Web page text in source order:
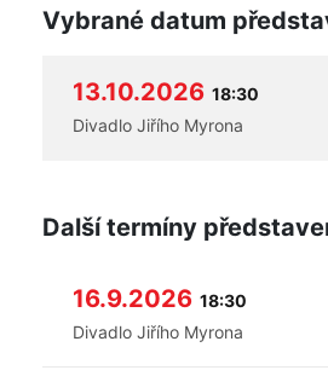
Vybrané datum
13.10.2026 18:30
Divadlo Jiřího Myrona
Další termíny
16.9.2026 18:30
Divadlo Jiřího Myrona